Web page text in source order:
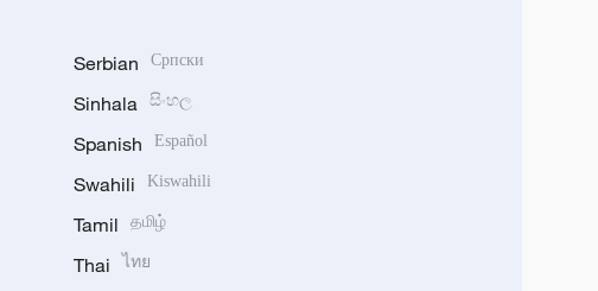
Serbian Српски
Sinhala සිංහල
Spanish Español
Swahili Kiswahili
Tamil தமிழ்
Thai ไทย